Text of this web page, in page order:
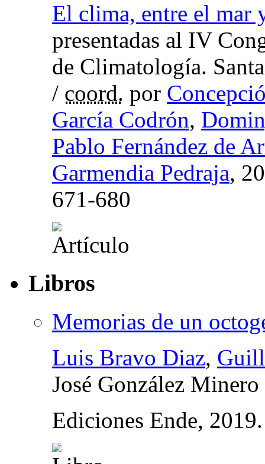
El clima, entre el mar
presentadas al IV
de Climatología.
/ coord. por
García Codrón,
Pablo Fernández de
Garmendia Pedraja,
671-680
Libros
Memorias de un
Luis Bravo Diaz,
José González Minero
Ediciones Ende,